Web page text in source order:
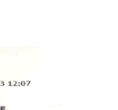
de Powerball,
realizando en los
los